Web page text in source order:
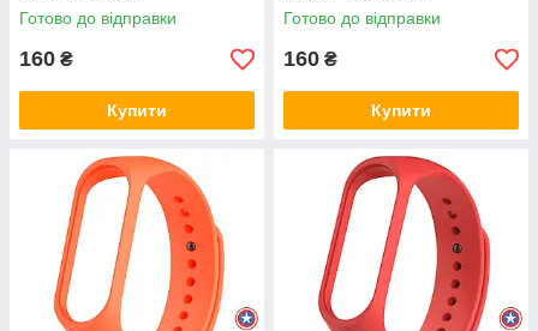
Готово до відправки
160 ₴
Купити
Готово до відправки
160 ₴
Купити